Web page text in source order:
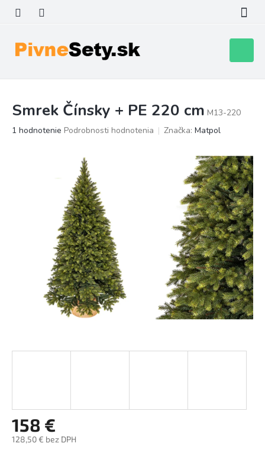
obsah
košík
Smrek Čínsky + PE 220 cm M13-220
Priemerné
1 hodnotenie Podrobnosti hodnotenia Značka: Matpol
158 €
128,50 € bez DPH